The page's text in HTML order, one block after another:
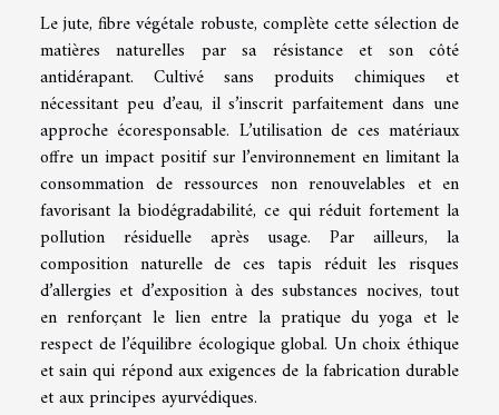
Le jute, fibre végétale robuste, complète cette sélection de
matières naturelles par sa résistance et son côté
antidérapant. Cultivé sans produits chimiques et
nécessitant peu d’eau, il s’inscrit parfaitement dans une
approche écoresponsable. L’utilisation de ces matériaux
offre un impact positif sur l’environnement en limitant la
consommation de ressources non renouvelables et en
favorisant la biodégradabilité, ce qui réduit fortement la
pollution résiduelle après usage. Par ailleurs, la
composition naturelle de ces tapis réduit les risques
d’allergies et d’exposition à des substances nocives, tout
en renforçant le lien entre la pratique du yoga et le
respect de l’équilibre écologique global. Un choix éthique
et sain qui répond aux exigences de la fabrication durable
et aux principes ayurvédiques.